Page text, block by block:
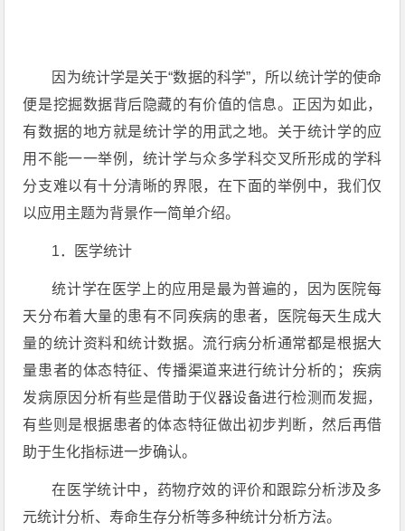
因为统计学是关于“数据的科学”，所以统计学的使命
便是挖掘数据背后隐藏的有价值的信息。正因为如此，
有数据的地方就是统计学的用武之地。关于统计学的应
用不能一一举例，统计学与众多学科交叉所形成的学科
分支难以有十分清晰的界限，在下面的举例中，我们仅
以应用主题为背景作一简单介绍。
1．医学统计
统计学在医学上的应用是最为普遍的，因为医院每
天分布着大量的患有不同疾病的患者，医院每天生成大
量的统计资料和统计数据。流行病分析通常都是根据大
量患者的体态特征、传播渠道来进行统计分析的；疾病
发病原因分析有些是借助于仪器设备进行检测而发掘，
有些则是根据患者的体态特征做出初步判断，然后再借
助于生化指标进一步确认。
在医学统计中，药物疗效的评价和跟踪分析涉及多
元统计分析、寿命生存分析等多种统计分析方法。